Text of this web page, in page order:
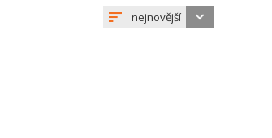
nejnovější